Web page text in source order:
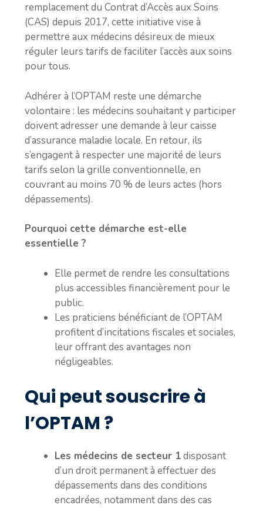
remplacement du Contrat d’Accès aux Soins
(CAS) depuis 2017, cette initiative vise à
permettre aux médecins désireux de mieux
réguler leurs tarifs de faciliter l’accès aux soins
pour tous.
Adhérer à l’OPTAM reste une démarche
volontaire : les médecins souhaitant y participer
doivent adresser une demande à leur caisse
d’assurance maladie locale. En retour, ils
s’engagent à respecter une majorité de leurs
tarifs selon la grille conventionnelle, en
couvrant au moins 70 % de leurs actes (hors
dépassements).
Pourquoi cette démarche est-elle
essentielle ?
Elle permet de rendre les consultations
plus accessibles financièrement pour le
public.
Les praticiens bénéficiant de l’OPTAM
profitent d’incitations fiscales et sociales,
leur offrant des avantages non
négligeables.
Qui peut souscrire à
l’OPTAM ?
Les médecins de secteur 1disposant
d’un droit permanent à effectuer des
dépassements dans des conditions
encadrées, notamment dans des cas